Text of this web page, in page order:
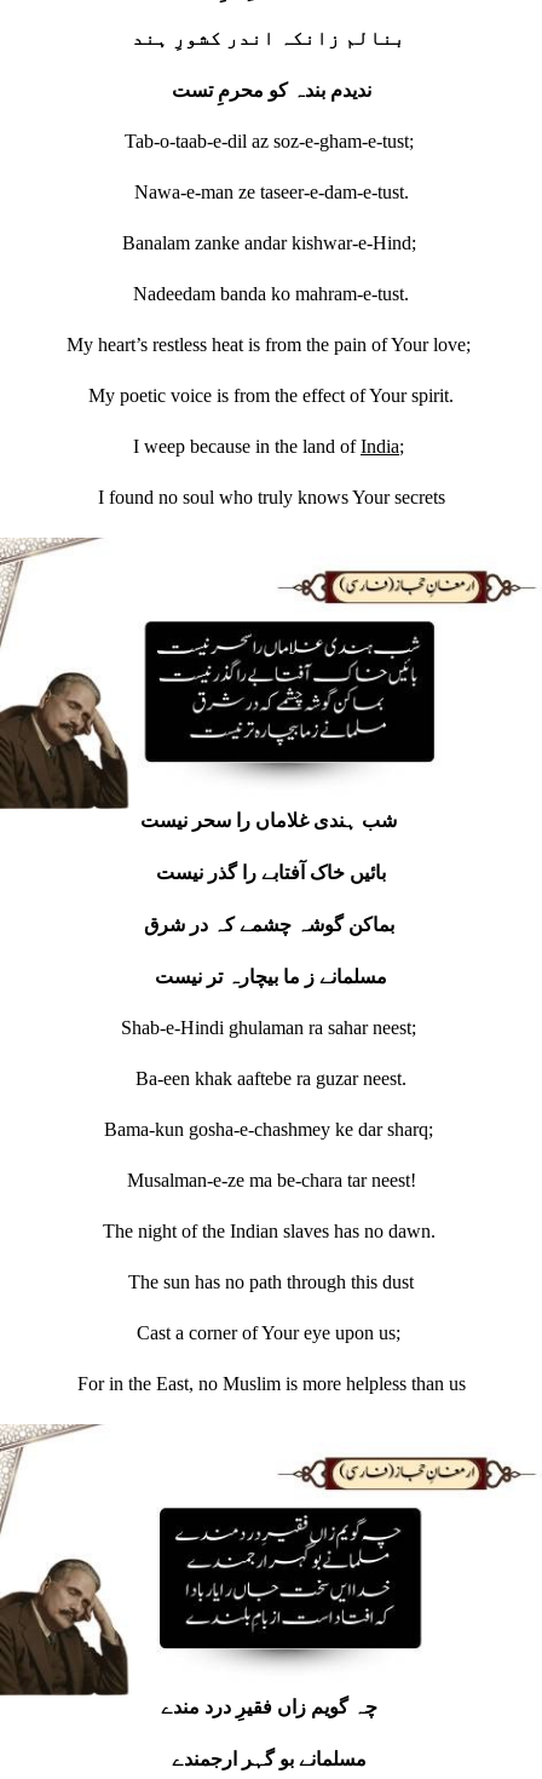
ندیدم بندہ کو محرمِ تست
Tab-o-taab-e-dil az soz-e-gham-e-tust;
Nawa-e-man ze taseer-e-dam-e-tust.
Banalam zanke andar kishwar-e-Hind;
Nadeedam banda ko mahram-e-tust.
My heart’s restless heat is from the pain of Your love;
My poetic voice is from the effect of Your spirit.
I weep because in the land ofIndia;
I found no soul who truly knows Your secrets
بائیں خاک آفتابے را گذر نیست
بماکن گوشہ چشمے کہ در شرق
مسلمانے ز ما بیچارہ تر نیست
Shab-e-Hindi ghulaman ra sahar neest;
Ba-een khak aaftebe ra guzar neest.
Bama-kun gosha-e-chashmey ke dar sharq;
Musalman-e-ze ma be-chara tar neest!
The night of the Indian slaves has no dawn.
The sun has no path through this dust
Cast a corner of Your eye upon us;
For in the East, no Muslim is more helpless than us
چہ گویم زاں فقیرِ درد مندے